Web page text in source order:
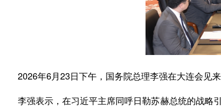
2026年6月23日下午，国务院总理李强在大连会见
李强表示，在习近平主席同呼日勒苏赫总统的战略